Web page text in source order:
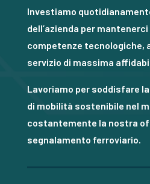
Investiamo
dell’azienda per
competenze tecnologiche,
servizio di massima
Lavoriamo per soddisfare
di mobilità sostenibile nel
costantemente la nostra
segnalamento ferroviario.